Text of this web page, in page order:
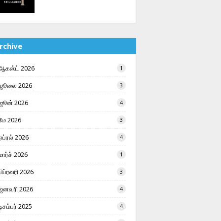
2026 1
2026 3
2026 4
2026 3
2026 4
2026 1
2026 3
2026 4
2025 4